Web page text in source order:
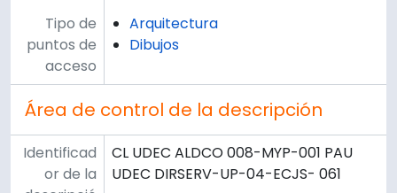
Tipo de
puntos de
acceso
Arquitectura
Dibujos
Área de control de la descripción
Identificad
or de la
CL UDEC ALDCO 008-MYP-001 PAU
UDEC DIRSERV-UP-04-ECJS- 061